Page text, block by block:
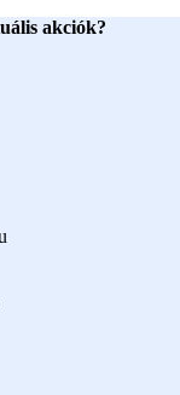
akciók?